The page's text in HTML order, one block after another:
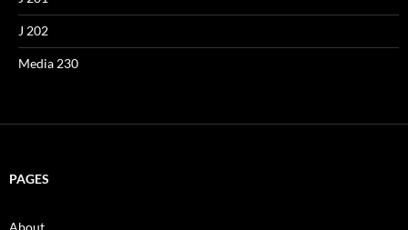
J 202
Media 230
PAGES
About